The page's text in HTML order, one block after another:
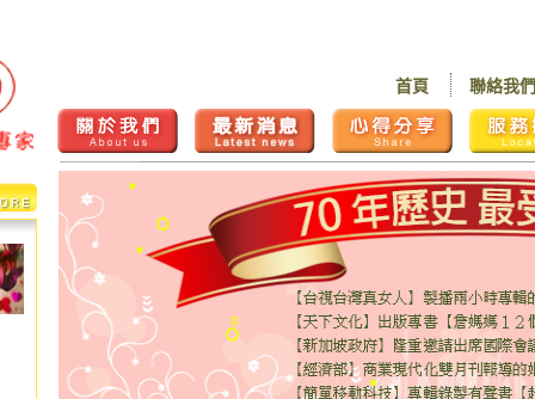
聯絡我們
首頁